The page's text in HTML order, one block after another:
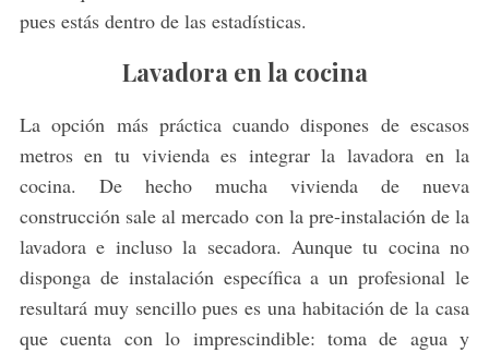
pues estás dentro de las estadísticas.
Lavadora en la cocina
La opción más práctica cuando dispones de escasos
metros en tu vivienda es integrar la lavadora en la
cocina. De hecho mucha vivienda de nueva
construcción sale al mercado con la pre-instalación de la
lavadora e incluso la secadora. Aunque tu cocina no
disponga de instalación específica a un profesional le
resultará muy sencillo pues es una habitación de la casa
que cuenta con lo imprescindible: toma de agua y